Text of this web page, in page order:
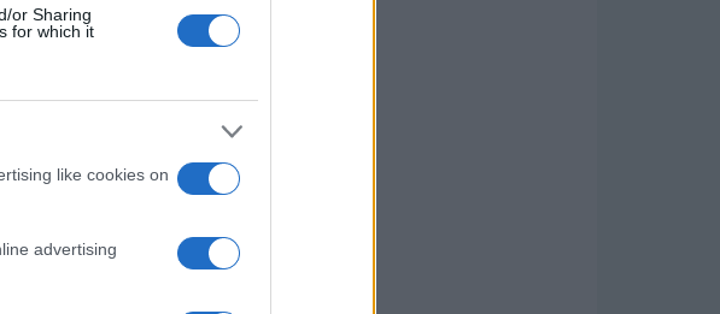
or Sharing
for which it
like cookies on
advertising